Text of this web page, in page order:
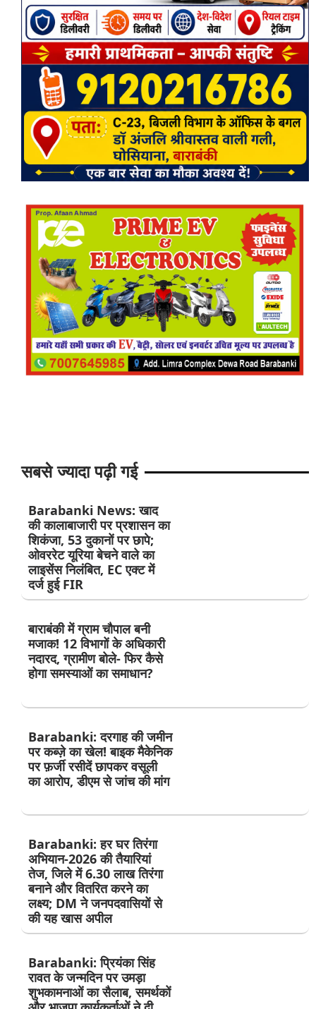
सबसे ज्यादा पढ़ी गई
Barabanki News: खाद
की कालाबाजारी पर प्रशासन का
शिकंजा, 53 दुकानों पर छापे;
ओवररेट यूरिया बेचने वाले का
लाइसेंस निलंबित, EC एक्ट में
दर्ज हुई FIR
बाराबंकी में ग्राम चौपाल बनी
मजाक! 12 विभागों के अधिकारी
नदारद, ग्रामीण बोले- फिर कैसे
होगा समस्याओं का समाधान?
Barabanki: दरगाह की जमीन
पर कब्ज़े का खेल! बाइक मैकेनिक
पर फ़र्जी रसीदें छापकर वसूली
का आरोप, डीएम से जांच की मांग
Barabanki: हर घर तिरंगा
अभियान-2026 की तैयारियां
तेज, जिले में 6.30 लाख तिरंगा
बनाने और वितरित करने का
लक्ष्य; DM ने जनपदवासियों से
की यह खास अपील
Barabanki: प्रियंका सिंह
रावत के जन्मदिन पर उमड़ा
शुभकामनाओं का सैलाब, समर्थकों